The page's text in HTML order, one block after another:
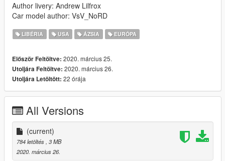
Author livery: Andrew Lilfrox
Car model author: VsV_NoRD
LIBÉRIA USA ÁZSIA EURÓPA
Először Feltöltve: 2020. március 25.
Utoljára Feltöltve: 2020. március 26.
Utoljára Letöltött: 22 órája
All Versions
(current)
784 letöltés , 3 MB
2020. március 26.